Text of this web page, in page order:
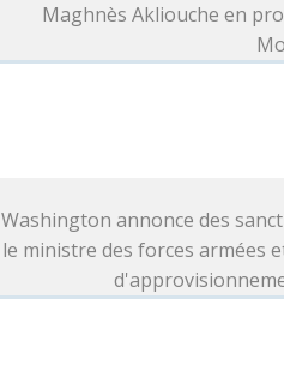
Maghnès Akliouche en
Washington annonce des
le ministre des forces armées